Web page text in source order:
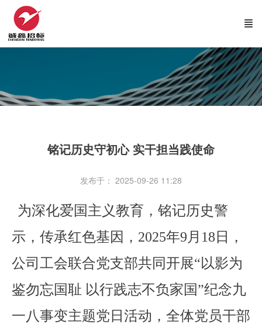
铭记历史守初心 实干担当践使命
发布于： 2025-09-26 11:28
为深化爱国主义教育，铭记历史警
示，传承红色基因，2025年9月18日，
公司工会联合党支部共同开展“以影为
鉴勿忘国耻 以行践志不负家国”纪念九
一八事变主题党日活动，全体党员干部